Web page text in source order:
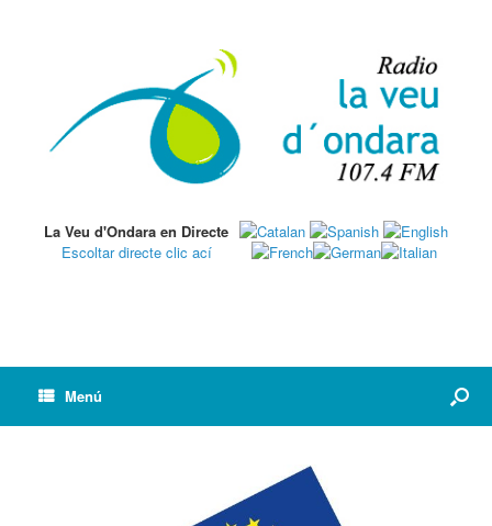
La Veu d'Ondara en Directe
Escoltar directe clic ací
Menú